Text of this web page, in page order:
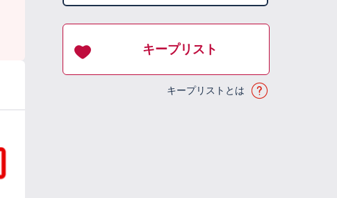
キープリスト
キープリストとは